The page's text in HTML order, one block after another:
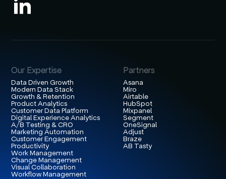
Our Expertise
Data Driven Growth
Modern Data Stack
Growth & Retention
Product Analytics
Customer Data Platform
Digital Experience Analytics
A/B Testing & CRO
Marketing Automation
Customer Engagement
Productivity
Work Management
Change Management
Visual Collaboration
Workflow Management
Partners
Asana
Miro
Airtable
HubSpot
Mixpanel
Segment
OneSignal
Adjust
Braze
AB Tasty